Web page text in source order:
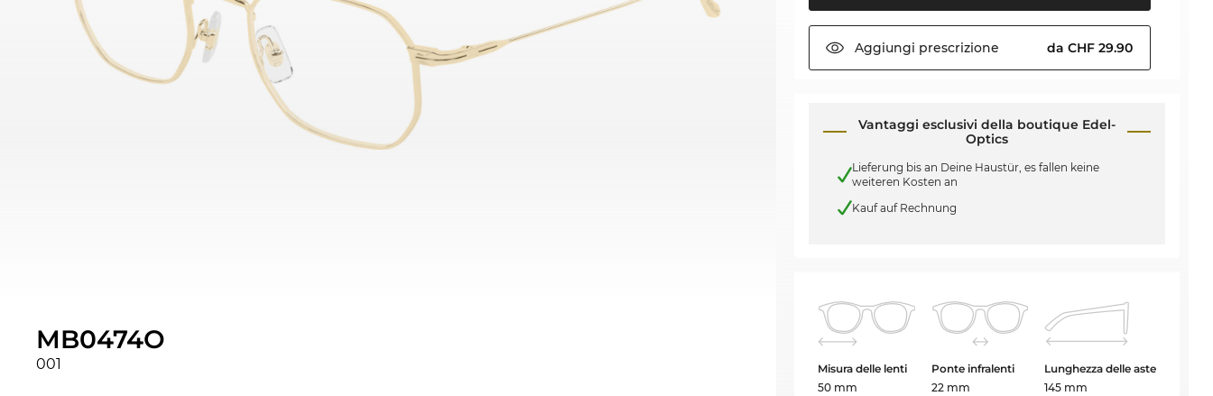
MB0474O
001
Aggiungi prescrizione da CHF 29.90
Vantaggi esclusivi della boutique Edel-
Optics
Lieferung bis an Deine Haustür, es fallen keine
weiteren Kosten an
Kauf auf Rechnung
Misura delle lenti
50 mm
Ponte infralenti
22 mm
Lunghezza delle aste
145 mm